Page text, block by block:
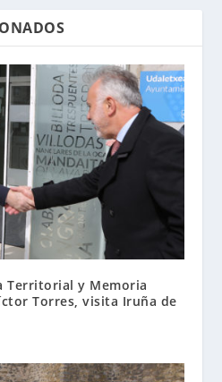
Territorial y Memoria
Torres, visita Iruña de